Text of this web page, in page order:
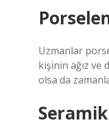
Uzmanlar
kişinin ağız ve
olsa da
Seramik